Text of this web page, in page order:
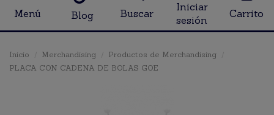
Menú Blog Buscar
Iniciar
sesión
Carrito
Inicio Merchandising
Productos de Merchandising
PLACA CON CADENA DE BOLAS GOE